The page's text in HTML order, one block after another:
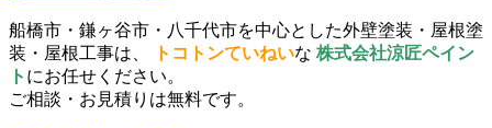
船橋市・鎌ヶ谷市・八千代市を中心とした外壁塗装・屋根塗
装・屋根工事は、
トコトンていねいな 株式会社涼匠ペイン
ト にお任せください。
ご相談・お見積りは無料です。